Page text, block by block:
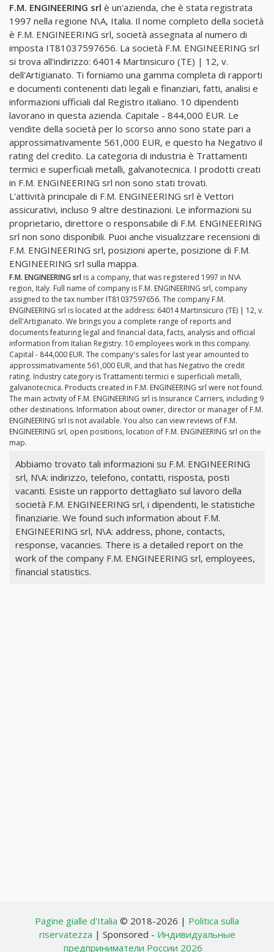
F.M. ENGINEERING srl è un'azienda, che è stata registrata
1997 nella regione N\A, Italia. Il nome completo della società
è F.M. ENGINEERING srl, società assegnata al numero di
imposta IT81037597656. La società F.M. ENGINEERING srl
si trova all'indirizzo: 64014 Martinsicuro (TE) | 12, v.
dell'Artigianato. Ti forniamo una gamma completa di rapporti
e documenti contenenti dati legali e finanziari, fatti, analisi e
informazioni ufficiali dal Registro italiano. 10 dipendenti
lavorano in questa azienda. Capitale - 844,000 EUR. Le
vendite della società per lo scorso anno sono state pari a
approssimativamente 561,000 EUR, e questo ha Negativo il
rating del credito. La categoria di industria è Trattamenti
termici e superficiali metalli, galvanotecnica. I prodotti creati
in F.M. ENGINEERING srl non sono stati trovati.
L'attività principale di F.M. ENGINEERING srl è Vettori
assicurativi, incluso 9 altre destinazioni. Le informazioni su
proprietario, direttore o responsabile di F.M. ENGINEERING
srl non sono disponibili. Puoi anche visualizzare recensioni di
F.M. ENGINEERING srl, posizioni aperte, posizione di F.M.
ENGINEERING srl sulla mappa.
F.M. ENGINEERING srl is a company, that was registered 1997 in N\A
region, Italy. Full name of company is F.M. ENGINEERING srl, company
assigned to the tax number IT81037597656. The company F.M.
ENGINEERING srl is located at the address: 64014 Martinsicuro (TE) | 12, v.
dell'Artigianato. We brings you a complete range of reports and
documents featuring legal and financial data, facts, analysis and official
information from Italian Registry. 10 employees work in this company.
Capital - 844,000 EUR. The company's sales for last year amounted to
approssimativamente 561,000 EUR, and that has Negativo the credit
rating. Industry category is Trattamenti termici e superficiali metalli,
galvanotecnica. Products created in F.M. ENGINEERING srl were not found.
The main activity of F.M. ENGINEERING srl is Insurance Carriers, including 9
other destinations. Information about owner, director or manager of F.M.
ENGINEERING srl is not available. You also can view reviews of F.M.
ENGINEERING srl, open positions, location of F.M. ENGINEERING srl on the
map.
Abbiamo trovato tali informazioni su F.M. ENGINEERING
srl, N\A: indirizzo, telefono, contatti, risposta, posti
vacanti. Esiste un rapporto dettagliato sul lavoro della
società F.M. ENGINEERING srl, i dipendenti, le statistiche
finanziarie. We found such information about F.M.
ENGINEERING srl, N\A: address, phone, contacts,
response, vacancies. There is a detailed report on the
work of the company F.M. ENGINEERING srl, employees,
financial statistics.
Pagine gialle d'Italia © 2018-2026 | Politica sulla
riservatezza | Sponsored - Индивидуальные
предприниматели России 2026